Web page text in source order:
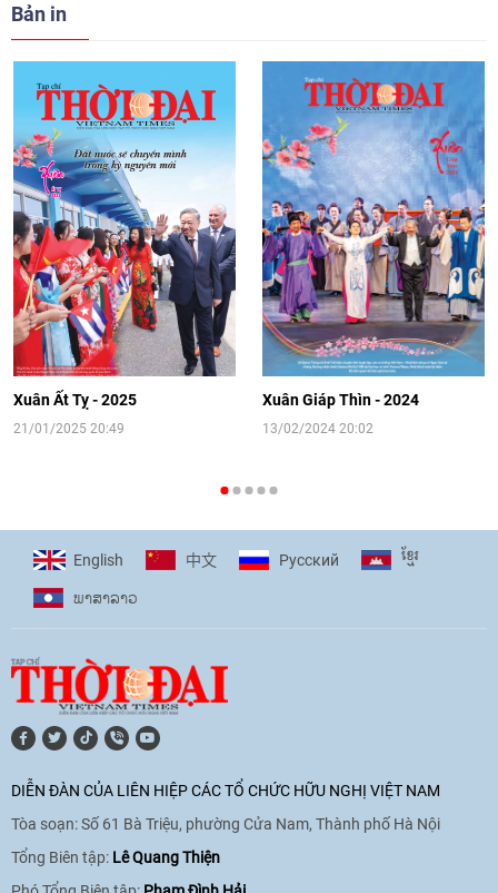
[Video] Nhân dân Việt Nam luôn trân
trọng tình cảm của nước Nga
08:02 | 13/06/2026
Video: Cơ hội giao lưu quốc tế cho học
sinh Việt Nam tại trại hè Artek
14:41|12/06/2026
[Video] Đối ngoại nhân dân Thủ đô
hướng tới kết nối hiệu quả nguồn lực
người Việt Nam ở nước ngoài
16:58|10/06/2026
cùng thanh thiếu nhi tiên phong ứng
phó với biến đổi khí hậu
17:07|09/06/2026
[Video] Lào dành ưu tiên hàng đầu cho
quan hệ với Việt Nam
11:01 |09/06/2026
[Video] Doanh nghiệp Hoa Kỳ hỗ trợ
Việt Nam xác định danh tính người mất
tích trong chiến tranh
Bản in
Xuân Ất Tỵ - 2025
21/01/2025 20:49
Xuân Giáp Thìn - 2024
13/02/2024 20:02
English 中文 Pусский ខ្មែរ
ພາ​ສາ​ລາວ
DIỄN ĐÀN CỦA LIÊN HIỆP CÁC TỔ CHỨC HỮU NGHỊ VIỆT NAM
Tòa soạn: Số 61 Bà Triệu, phường Cửa Nam, Thành phố Hà Nội
Tổng Biên tập: Lê Quang Thiện